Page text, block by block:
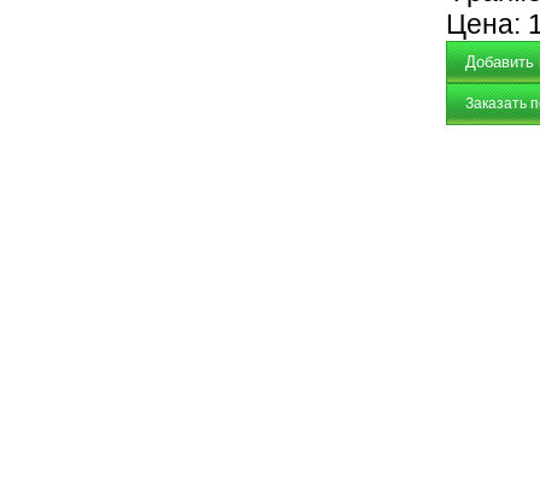
Цена:
Заказать